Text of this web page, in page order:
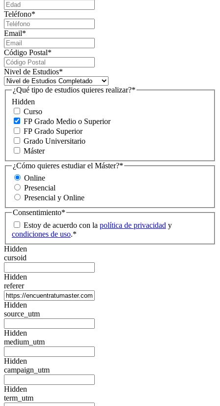
Teléfono*
Email*
Código Postal*
Nivel de Estudios*
Hidden
¿Qué tipo de estudios quieres realizar?*
Curso
FP Grado Medio o Superior
FP Grado Superior
Grado Universitario
Máster
¿Cómo quieres estudiar el Máster?*
Online
Presencial
Presencial y Online
Consentimiento*
Estoy de acuerdo con la política de privacidad y
condiciones de uso.*
Hidden
cursoid
Hidden
referer
Hidden
source_utm
Hidden
medium_utm
Hidden
campaign_utm
Hidden
term_utm